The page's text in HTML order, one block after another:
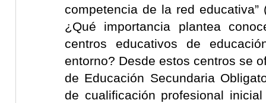
competencia de la red educativa”
¿Qué importancia plantea
centros educativos de
entorno? Desde estos centros se
de Educación Secundaria
de cualificación profesional